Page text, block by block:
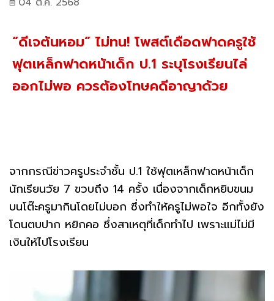
“ดีเจต้นหอม” ไม่ทน! โพสต์เดือดฟาดครูใช้
ฟุตเหล็กฟาดหน้าเด็ก ป.1 ระบุโรงเรียนไล่
ออกไม่พอ ควรต้องโทษคดีอาญาด้วย
จากกรณีข่าวครูประจำชั้น ป.1 ใช้ฟุตเหล็กฟาดหน้าเด็ก
นักเรียนวัย 7 ขวบถึง 14 ครั้ง เนื่องจากเด็กหยิบขนม
บนโต๊ะครูมากินโดยไม่บอก ซึ่งทำให้ครูไม่พอใจ อีกทั้งยัง
โดนตบปาก หยิกคอ ซึ่งสาเหตุที่เด็กทำไป เพราะแม่ไม่มี
เงินให้ไปโรงเรียน